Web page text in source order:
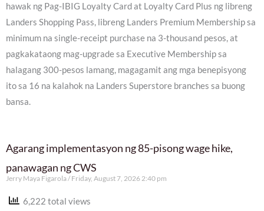
hawak ng Pag-IBIG Loyalty Card at Loyalty Card Plus ng libreng
Landers Shopping Pass, libreng Landers Premium Membership sa
minimum na single-receipt purchase na 3-thousand pesos, at
pagkakataong mag-upgrade sa Executive Membership sa
halagang 300-pesos lamang, magagamit ang mga benepisyong
ito sa 16 na kalahok na Landers Superstore branches sa buong
bansa.
Agarang implementasyon ng 85-pisong wage hike,
panawagan ng CWS
Jerry Maya Figarola Friday, August 7, 2026 2:40 pm
6,222 total views